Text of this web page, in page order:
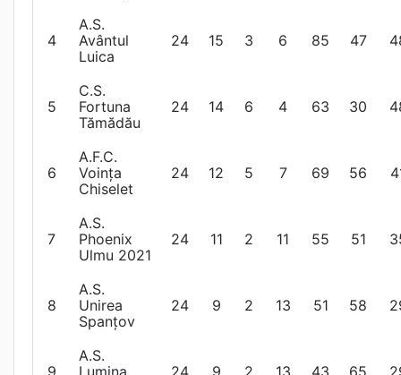
4
A.S.
Avântul
Luica
24 15 3 6 85 47
5
C.S.
Fortuna
Tămădău
24 14 6 4 63 30
6
A.F.C.
Voința
Chiselet
24 12 5 7 69 56
7
A.S.
Phoenix
Ulmu 2021
24 11 2 11 55 51
8
A.S.
Unirea
Spanțov
24 9 2 13 51 58
9
A.S.
Lumina
24 9 2 13 43 65